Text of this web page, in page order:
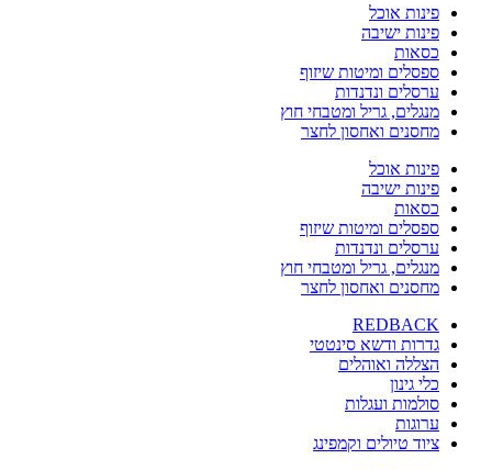
פינות אוכל
פינות ישיבה
כסאות
ספסלים ומיטות שיזוף
ערסלים ונדנדות
מנגלים, גריל ומטבחי חוץ
מחסנים ואחסון לחצר
פינות אוכל
פינות ישיבה
כסאות
ספסלים ומיטות שיזוף
ערסלים ונדנדות
מנגלים, גריל ומטבחי חוץ
מחסנים ואחסון לחצר
REDBACK
גדרות ודשא סינטטי
הצללה ואוהלים
כלי גינון
סולמות ועגלות
ערוגות
ציוד טיולים וקמפינג